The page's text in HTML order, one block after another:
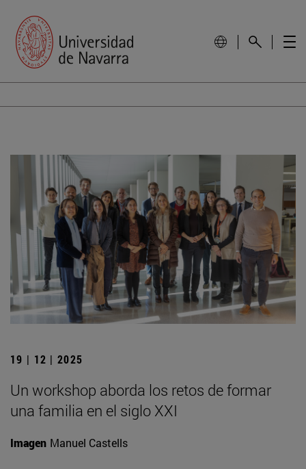
19 | 12 | 2025
Un workshop aborda los retos de formar
una familia en el siglo XXI
Imagen Manuel Castells